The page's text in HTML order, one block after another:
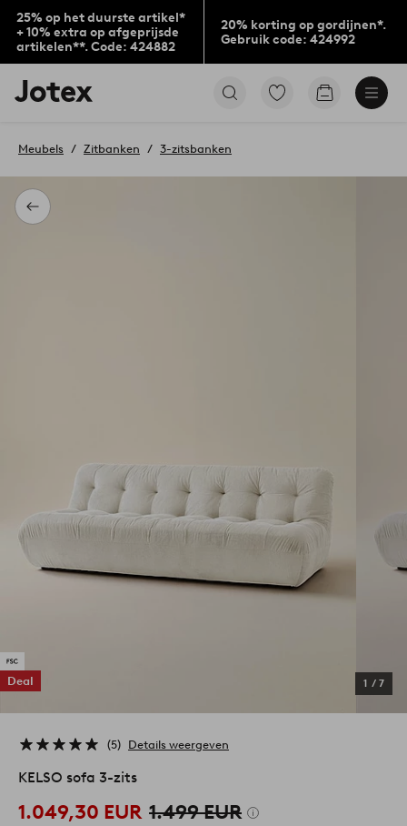
25% op het duurste artikel*
+ 10% extra op afgeprijsde
artikelen**. Code: 424882
20% korting op gordijnen*.
Gebruik code: 424992
Jotex
logo
to
home
page
Ga
Go
Terug
Meubels Zitbanken 3-zitsbanken
Deal 1 / 7
5 Details weergeven
KELSO sofa 3-zits
1.049,30 EUR 1.499 EUR